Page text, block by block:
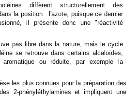
diffèrent structurellement des
la position
l'azote, puisque ce dernier
il présente donc une "réactivité
pas libre dans la nature, mais le cycle
se retrouve dans certains alcaloïdes,
ou réduite, par exemple la
les plus connues pour la préparation des
2-phényléthylamines et impliquent une